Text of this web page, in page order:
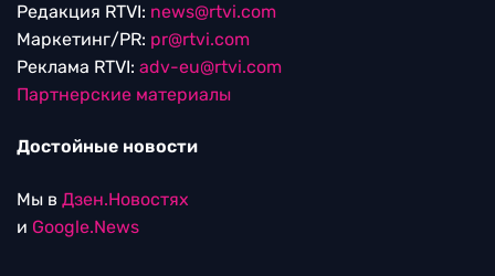
Редакция RTVI: news@rtvi.com
Маркетинг/PR: pr@rtvi.com
Реклама RTVI: adv-eu@rtvi.com
Партнерские материалы
Достойные новости
Мы в Дзен.Новостях
и Google.News